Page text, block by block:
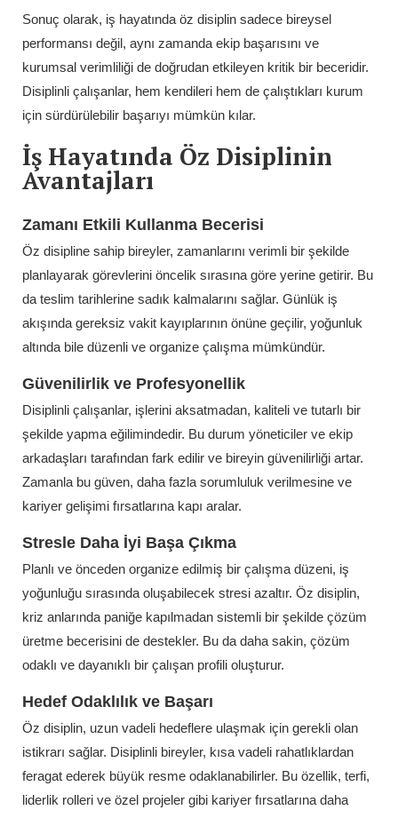
Sonuç olarak, iş hayatında öz disiplin sadece bireysel
performansı değil, aynı zamanda ekip başarısını ve
kurumsal verimliliği de doğrudan etkileyen kritik bir beceridir.
Disiplinli çalışanlar, hem kendileri hem de çalıştıkları kurum
için sürdürülebilir başarıyı mümkün kılar.
İş Hayatında Öz Disiplinin
Avantajları
Zamanı Etkili Kullanma Becerisi
Öz disipline sahip bireyler, zamanlarını verimli bir şekilde
planlayarak görevlerini öncelik sırasına göre yerine getirir. Bu
da teslim tarihlerine sadık kalmalarını sağlar. Günlük iş
akışında gereksiz vakit kayıplarının önüne geçilir, yoğunluk
altında bile düzenli ve organize çalışma mümkündür.
Güvenilirlik ve Profesyonellik
Disiplinli çalışanlar, işlerini aksatmadan, kaliteli ve tutarlı bir
şekilde yapma eğilimindedir. Bu durum yöneticiler ve ekip
arkadaşları tarafından fark edilir ve bireyin güvenilirliği artar.
Zamanla bu güven, daha fazla sorumluluk verilmesine ve
kariyer gelişimi fırsatlarına kapı aralar.
Stresle Daha İyi Başa Çıkma
Planlı ve önceden organize edilmiş bir çalışma düzeni, iş
yoğunluğu sırasında oluşabilecek stresi azaltır. Öz disiplin,
kriz anlarında paniğe kapılmadan sistemli bir şekilde çözüm
üretme becerisini de destekler. Bu da daha sakin, çözüm
odaklı ve dayanıklı bir çalışan profili oluşturur.
Hedef Odaklılık ve Başarı
Öz disiplin, uzun vadeli hedeflere ulaşmak için gerekli olan
istikrarı sağlar. Disiplinli bireyler, kısa vadeli rahatlıklardan
feragat ederek büyük resme odaklanabilirler. Bu özellik, terfi,
liderlik rolleri ve özel projeler gibi kariyer fırsatlarına daha